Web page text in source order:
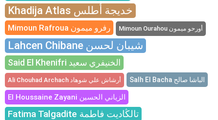
Khadija Atlas خديجة أطلس
Mimoun Rafroua رفرو ميمون Mimoun Ourahou أورحو ميمون
Lahcen Chibane شيبان لحسن
Said El Khenifri الخنيفري سعيد
Ali Chouhad Archach أرشاش علي شوهاد Salh El Bacha الباشا صالح
El Houssaine Zayani الزياني الحسين
Fatima Talgadite تالڭاديت فاطمة